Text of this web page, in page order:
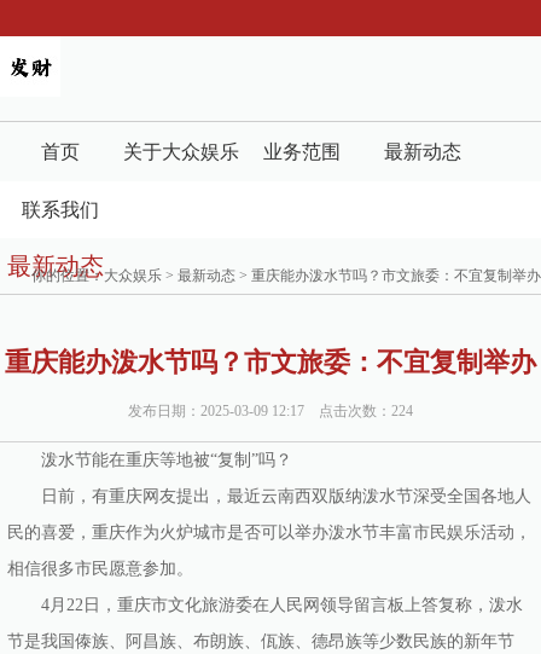
首页 关于大众娱乐 业务范围 最新动态
联系我们
最新动态
你的位置：大众娱乐 > 最新动态 > 重庆能办泼水节吗？市文旅委：不宜复制举办
重庆能办泼水节吗？市文旅委：不宜复制举办
发布日期：2025-03-09 12:17 点击次数：224
泼水节能在重庆等地被“复制”吗？
日前，有重庆网友提出，最近云南西双版纳泼水节深受全国各地人
民的喜爱，重庆作为火炉城市是否可以举办泼水节丰富市民娱乐活动，
相信很多市民愿意参加。
4月22日，重庆市文化旅游委在人民网领导留言板上答复称，泼水
节是我国傣族、阿昌族、布朗族、佤族、德昂族等少数民族的新年节